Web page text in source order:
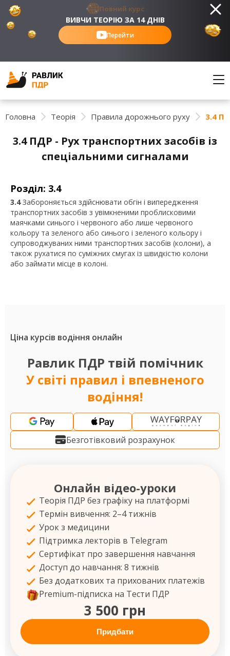
Повний курс
ВИВЧИ ТЕОРІЮ ЗА 14 ДНІВ
Перейти
Головна Теорія Правила дорожнього руху 3.4
3.4 ПДР - Рух транспортних засобів із
спеціальними сигналами
Розділ: 3.4
3.4Забороняється здійснювати обгін і випередження
транспортних засобів з увімкненими проблисковими
маячками синього і червоного або лише червоного
кольору та зеленого або синього і зеленого кольору і
супроводжуваних ними транспортних засобів (колони), а
також рухатися по суміжних смугах із швидкістю колони
або займати місце в колоні.
Ціна курсів водіння онлайн
Равлик ПДР твій помічник
У світі правил і впевненого
водіння!
Безготівковий розрахунок
Онлайн відео-уроки
Теорія ПДР без графіку на платформі
Термін вивчення: 2–4 тижнів
Урок з медицини
Підтримка лекторів в Telegram
Сертифікат про завершення навчання
Доступ до навчання: 8 тижнів
Без додаткових та прихованих платежів
Premium-підписка на Тести ПДР
3 500 грн
Придбати